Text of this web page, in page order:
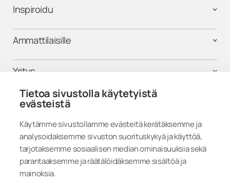
Tietoa sivustolla käytetyistä
evästeistä
Käytämme sivustollamme evästeitä kerätäksemme ja
analysoidaksemme sivuston suorituskykyä ja käyttöä,
tarjotaksemme sosiaalisen median ominaisuuksia sekä
parantaaksemme ja räätälöidäksemme sisältöä ja
mainoksia.
Inspiroidu
Ammattilaisille
Yritys
Tuki
Seuraa meitä